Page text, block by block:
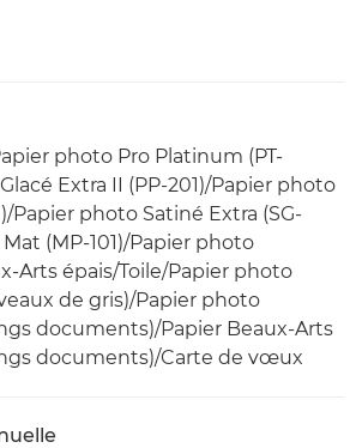
photo Pro Platinum (PT-
Extra II (PP-201)/Papier photo
Papier photo Satiné Extra (SG-
(MP-101)/Papier photo
Arts épais/Toile/Papier photo
de gris)/Papier photo
documents)/Papier Beaux-Arts
documents)/Carte de vœux